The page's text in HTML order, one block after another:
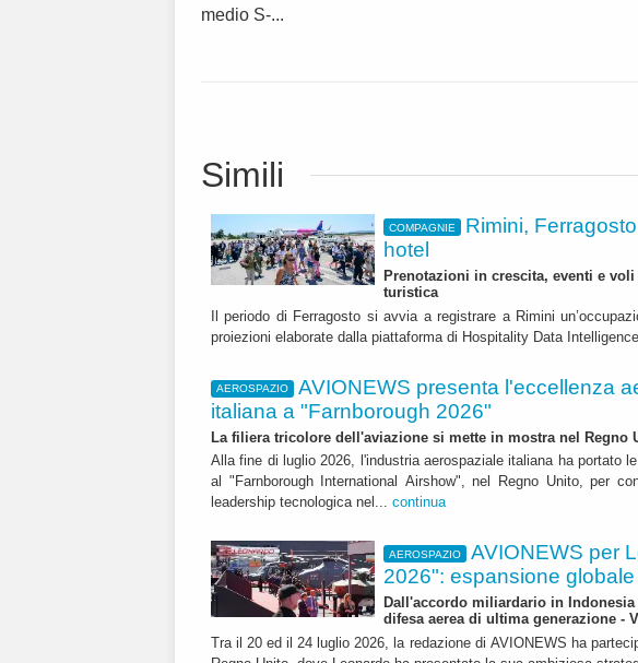
medio S-...
Simili
COMPAGNIE
Rimini,
hotel
Prenotazioni in crescita, eventi e
turistica
Il periodo di Ferragosto si avvia a registrare a Rimini
proiezioni elaborate dalla piattaforma di Hospitality Data
AEROSPAZIO
AVIONEWS presenta l'eccellenza
italiana a "Farnborough 2026"
La filiera tricolore dell'aviazione si mette in mostra nel Regno
Alla fine di luglio 2026, l'industria aerospaziale italiana ha portato
al "Farnborough International Airshow", nel Regno Unito, per
leadership tecnologica nel... continua
AEROSPAZIO
AVIONEWS per
2026": espansione
Dall'accordo miliardario in
difesa aerea di ultima generazione -
Tra il 20 ed il 24 luglio 2026, la redazione di AVIONEWS ha